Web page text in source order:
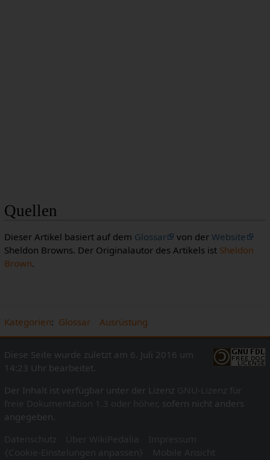
Quellen
Dieser Artikel basiert auf dem Glossar von der Website
Sheldon Browns. Der Originalautor des Artikels ist Sheldon
Brown.
Kategorien: Glossar Ausrüstung
Diese Seite wurde zuletzt am 6. Juli 2016 um
14:23 Uhr bearbeitet.
Der Inhalt ist verfügbar unter der Lizenz GNU-Lizenz für
freie Dokumentation 1.3 oder höher , sofern nicht anders
angegeben.
Datenschutz
Über WikiPedalia
Impressum
⧼Cookie-Einstelungen anpassen⧽
Mobile Ansicht